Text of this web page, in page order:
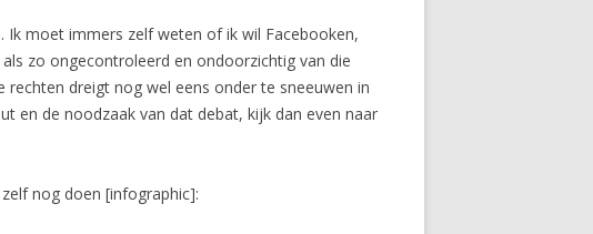
Ik moet immers zelf weten of ik wil Facebooken,
zo ongecontroleerd en ondoorzichtig van die
dreigt nog wel eens onder te sneeuwen in
en de noodzaak van dat debat, kijk dan even naar
nog doen [infographic]: